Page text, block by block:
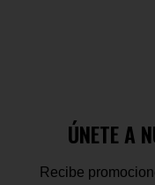
ÚNETE A
Recibe